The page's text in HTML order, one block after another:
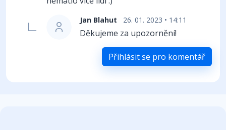
Jan Blahut 26. 01. 2023 • 14:11
Děkujeme za upozornění!
Přihlásit se pro komentář